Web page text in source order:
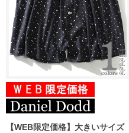
【WEB限定価格】大きいサイズ